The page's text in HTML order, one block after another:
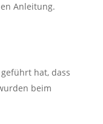
Anleitung.
hat, dass
beim